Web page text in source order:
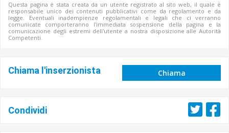
Questa pagina è stata creata da un utente registrato al sito web, il quale è
responsabile unico dei contenuti pubblicativi come da regolamento e da
legge. Eventuali inadempienze regolamentali e legali che ci verranno
comunicate comporteranno l'immediata sospensione della pagina e la
comunicazione degli estremi dell'utente a nostra disposizione alle Autorità
Competenti.
Chiama l'inserzionista Chiama
Condividi